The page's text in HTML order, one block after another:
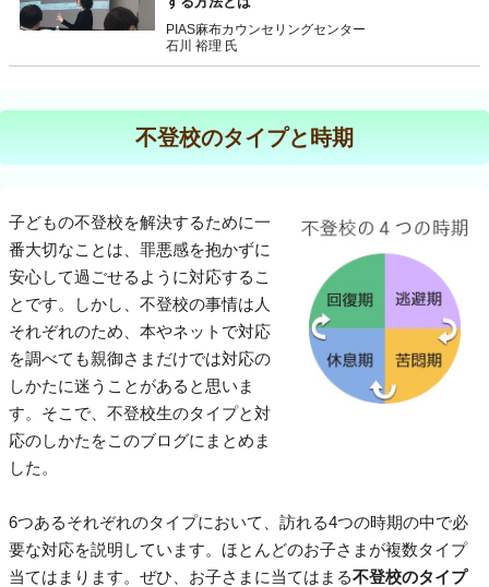
PIAS麻布カウンセリングセンター
石川 裕理 氏
不登校のタイプと時期
子どもの不登校を解決するために一
番大切なことは、罪悪感を抱かずに
安心して過ごせるように対応するこ
とです。しかし、不登校の事情は人
それぞれのため、本やネットで対応
を調べても親御さまだけでは対応の
しかたに迷うことがあると思いま
す。そこで、不登校生のタイプと対
応のしかたをこのブログにまとめま
した。
6つあるそれぞれのタイプにおいて、訪れる4つの時期の中で必
要な対応を説明しています。ほとんどのお子さまが複数タイプ
当てはまります。ぜひ、お子さまに当てはまる不登校のタイプ